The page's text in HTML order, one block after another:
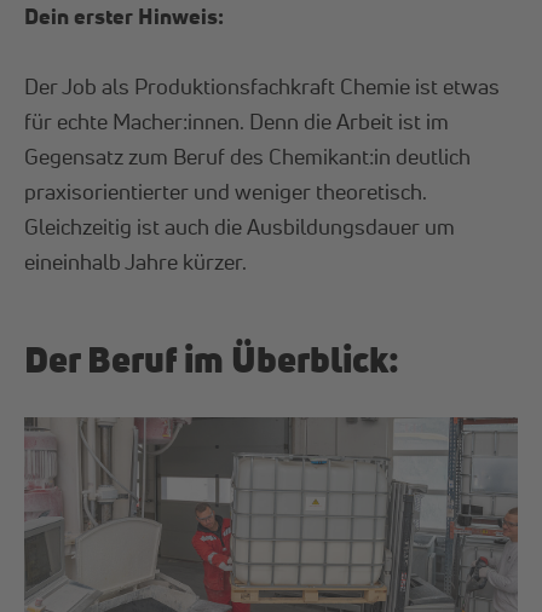
Dein erster Hinweis:
Der Job als Produktionsfachkraft Chemie ist etwas
für echte Macher:innen. Denn die Arbeit ist im
Gegensatz zum Beruf des Chemikant:in deutlich
praxisorientierter und weniger theoretisch.
Gleichzeitig ist auch die Ausbildungsdauer um
eineinhalb Jahre kürzer.
Der Beruf im Überblick: